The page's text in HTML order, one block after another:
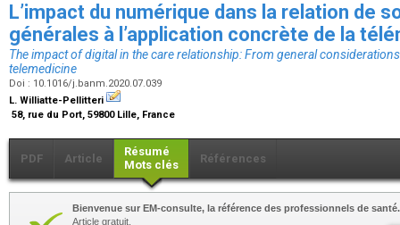
L’impact du numérique dans la relation de
générales à l’application concrète de la
The impact of digital in the care relationship: From general
telemedicine
Doi : 10.1016/j.banm.2020.07.039
L. Williatte-Pellitteri
58, rue du Port, 59800 Lille, France
PDF Article
Résumé
Mots clés
Références
Bienvenue sur EM-consulte, la référence des professionnels de santé.
Article gratuit.